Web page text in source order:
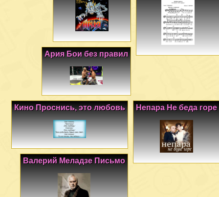
Ария Бои без правил
Непара Не беда горе
Кино Проснись, это любовь
Валерий Меладзе Письмо